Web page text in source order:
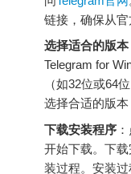
链接，确保从官
选择适合的版本
Telegram for
（如32位或64
选择合适的版本
下载安装程序
开始下载。下
装过程。安装